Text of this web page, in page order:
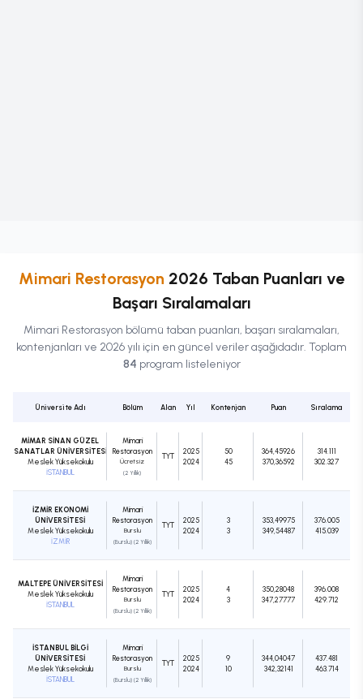
Mimari Restorasyon 2026 Taban Puanları ve
Başarı Sıralamaları
Mimari Restorasyon bölümü taban puanları, başarı sıralamaları,
kontenjanları ve 2026 yılı için en güncel veriler aşağıdadır. Toplam
84 program listeleniyor
Üniversite Adı Bölüm Alan Yıl Kontenjan Puan Sıralama
MİMAR SİNAN GÜZEL
SANATLAR ÜNİVERSİTESİ
Meslek Yüksekokulu
İSTANBUL
Mimari
Restorasyon
Ücretsiz
(2 Yıllık)
TYT
2025
2024
50
45
364,45926
370,36592
314.111
302.327
İZMİR EKONOMİ
ÜNİVERSİTESİ
Meslek Yüksekokulu
İZMİR
Mimari
Restorasyon
Burslu
(Burslu) (2 Yıllık)
TYT
2025
2024
3
3
353,49975
349,54487
376.005
415.039
MALTEPE ÜNİVERSİTESİ
Meslek Yüksekokulu
İSTANBUL
Mimari
Restorasyon
Burslu
(Burslu) (2 Yıllık)
TYT
2025
2024
4
3
350,28048
347,27777
396.008
429.712
İSTANBUL BİLGİ
ÜNİVERSİTESİ
Meslek Yüksekokulu
İSTANBUL
Mimari
Restorasyon
Burslu
(Burslu) (2 Yıllık)
TYT
2025
2024
9
10
344,04047
342,32141
437.481
463.714